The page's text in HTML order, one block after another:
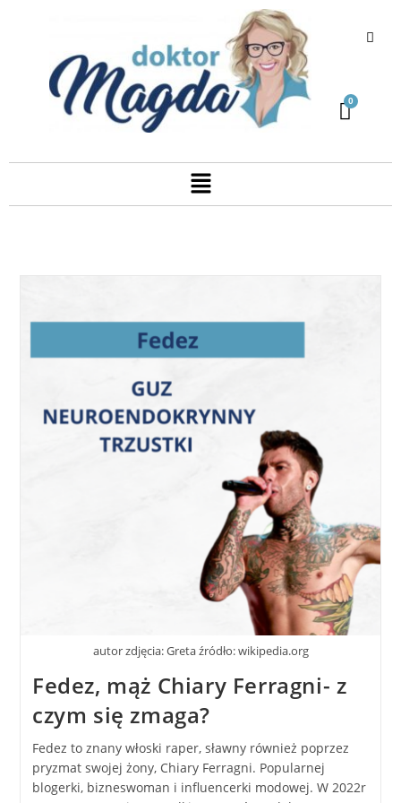
autor zdjęcia: Greta źródło: wikipedia.org
Fedez, mąż Chiary Ferragni- z
czym się zmaga?
Fedez to znany włoski raper, sławny również poprzez
pryzmat swojej żony, Chiary Ferragni. Popularnej
blogerki, bizneswoman i influencerki modowej. W 2022r